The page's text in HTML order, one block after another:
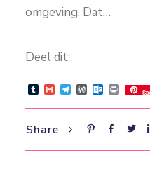
omgeving. Dat…
Deel dit:
Tumblr
GmailTelegram
WordPress
Print
Share